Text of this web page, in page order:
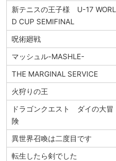
新テニスの王子様 U-17 WORL
D CUP SEMIFINAL
呪術廻戦
マッシュル-MASHLE-
THE MARGINAL SERVICE
火狩りの王
ドラゴンクエスト ダイの大冒
険
異世界召喚は二度目です
転生したら剣でした